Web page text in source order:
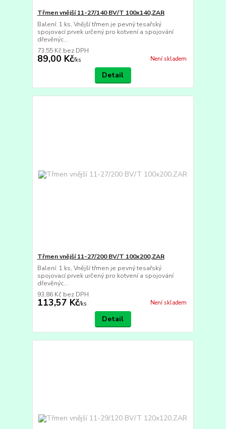
Třmen vnější 11-27/140 BV/T 100x140,ZAR
Balení: 1 ks, Vnější třmen je pevný tesařský
spojovací prvek určený pro kotvení a spojování
dřevěnýc...
89,00 Kč/ks
73,55 Kč bez DPH
Není skladem
Detail
Třmen vnější 11-27/200 BV/T 100x200,ZAR
Balení: 1 ks, Vnější třmen je pevný tesařský
spojovací prvek určený pro kotvení a spojování
dřevěnýc...
113,57 Kč/ks
93,86 Kč bez DPH
Není skladem
Detail